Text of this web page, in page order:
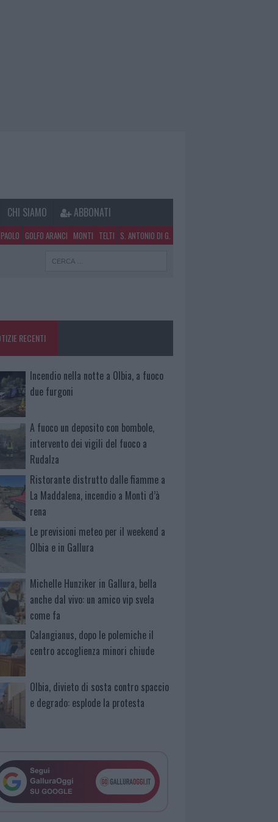
CHI SIAMO ABBONATI
GOLFO ARANCI MONTI TELTI S. ANTONIO DI G.
RECENTI
Incendio nella notte a Olbia, a fuoco
due furgoni
A fuoco un deposito con bombole,
intervento dei vigili del fuoco a
Rudalza
Ristorante distrutto dalle fiamme a
La Maddalena, incendio a Monti d’à
rena
Le previsioni meteo per il weekend a
Olbia e in Gallura
Michelle Hunziker in Gallura, bella
anche dal vivo: un amico vip svela
come fa
Calangianus, dopo le polemiche il
centro accoglienza minori chiude
Olbia, divieto di sosta contro spaccio
e degrado: esplode la protesta